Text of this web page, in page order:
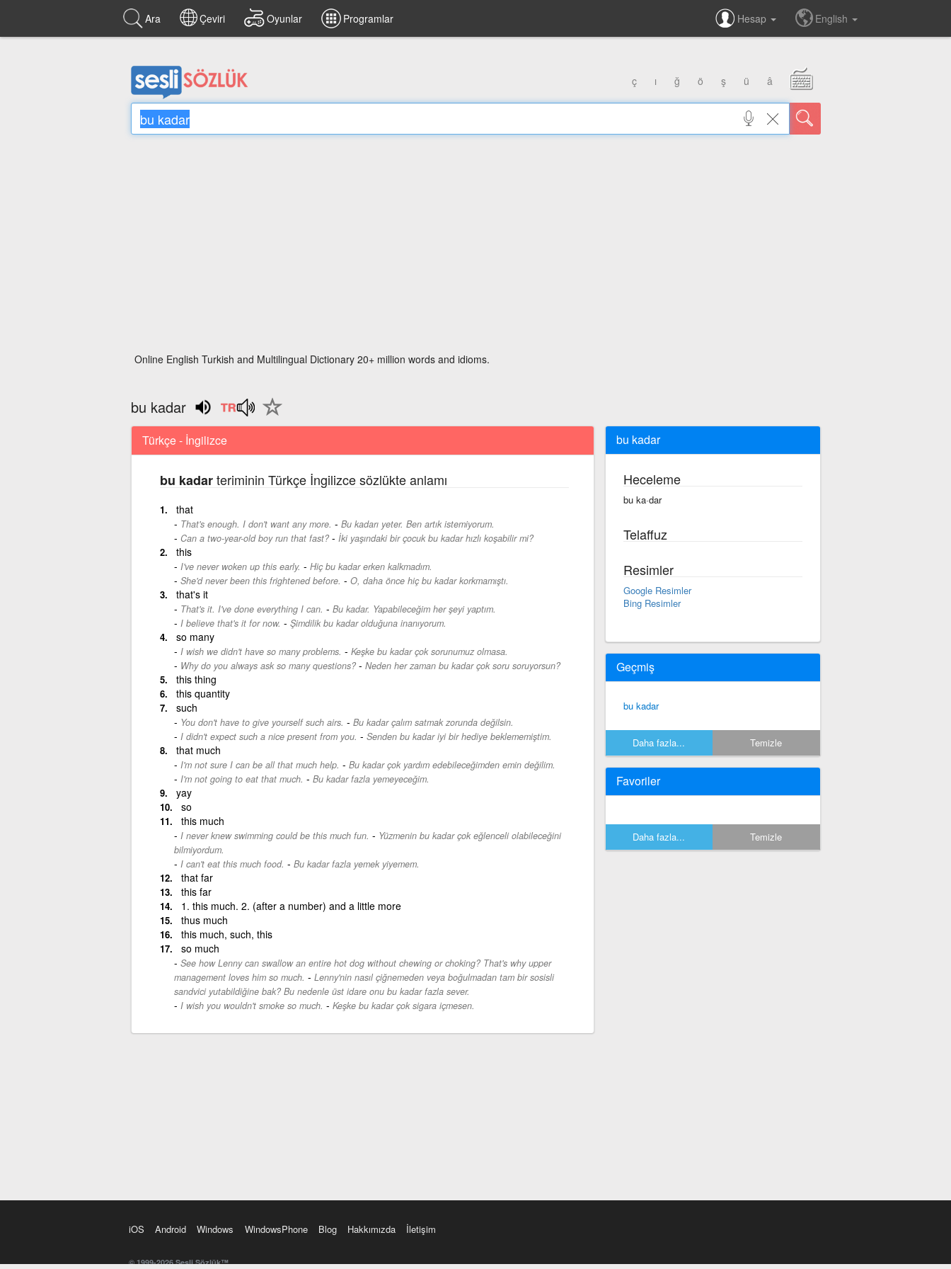
Ara Çeviri Oyunlar Programlar Hesap English
ç ı ğ ö ş ü â
Online English Turkish and Multilingual Dictionary 20+ million words and idioms.
bu kadar
Türkçe - İngilizce
bu kadarteriminin Türkçe İngilizce sözlükte anlamı
that
That's enough. I don't want any more. - Bu kadarı yeter. Ben artık istemiyorum.
Can a two-year-old boy run that fast?- İki yaşındaki bir çocuk bu kadar hızlı koşabilir mi?
this
I've never woken up this early. - Hiç bu kadar erken kalkmadım.
She'd never been this frightened before. - O, daha önce hiç bu kadar korkmamıştı.
that's it
That's it. I've done everything I can. - Bu kadar. Yapabileceğim her şeyi yaptım.
I believe that's it for now. - Şimdilik bu kadar olduğuna inanıyorum.
so many
I wish we didn't have so many problems. - Keşke bu kadar çok sorunumuz olmasa.
Why do you always ask so many questions?- Neden her zaman bu kadar çok soru soruyorsun?
this thing
this quantity
such
You don't have to give yourself such airs. - Bu kadar çalım satmak zorunda değilsin.
I didn't expect such a nice present from you. - Senden bu kadar iyi bir hediye beklememiştim.
that much
I'm not sure I can be all that much help. - Bu kadar çok yardım edebileceğimden emin değilim.
I'm not going to eat that much. - Bu kadar fazla yemeyeceğim.
yay
so
this much
I never knew swimming could be this much fun. - Yüzmenin bu kadar çok eğlenceli olabileceğini
bilmiyordum.
I can't eat this much food. - Bu kadar fazla yemek yiyemem.
that far
this far
1. this much. 2. (after a number) and a little more
thus much
this much, such, this
so much
See how Lenny can swallow an entire hot dog without chewing or choking? That's why upper
management loves him so much. - Lenny'nin nasıl çiğnemeden veya boğulmadan tam bir sosisli
sandvici yutabildiğine bak? Bu nedenle üst idare onu bu kadar fazla sever.
I wish you wouldn't smoke so much. - Keşke bu kadar çok sigara içmesen.
bu kadar
Heceleme
bu ka·dar
Telaffuz
Resimler
Google Resimler
Bing Resimler
Geçmiş
bu kadar
Daha fazla... Temizle
Favoriler
Daha fazla... Temizle
iOS Android Windows WindowsPhone Blog Hakkımızda İletişim
© 1999-2026 Sesli Sözlük™